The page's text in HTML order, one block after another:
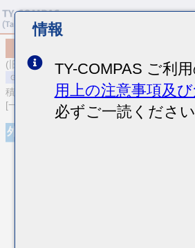
(旧品番 TMK105B7152KV-F)
積層セラミックコンデンサ
[一般用 積層セラミックコンデンサ (高誘電
外観
情報
TY-COMPAS ご利
用上の注意事項及
必ずご一読ください